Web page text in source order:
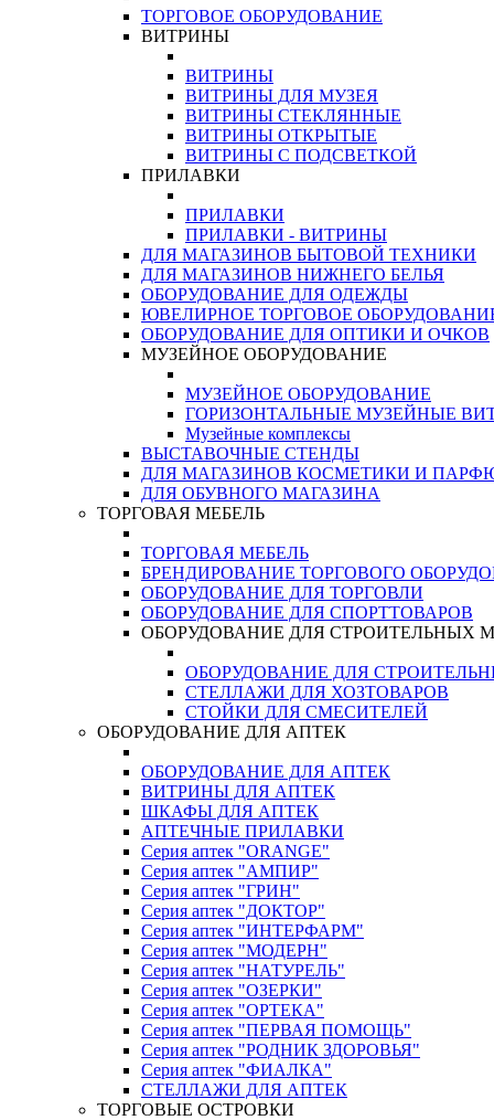
ТОРГОВОЕ ОБОРУДОВАНИЕ
ВИТРИНЫ
ВИТРИНЫ
ВИТРИНЫ ДЛЯ МУЗЕЯ
ВИТРИНЫ СТЕКЛЯННЫЕ
ВИТРИНЫ ОТКРЫТЫЕ
ВИТРИНЫ С ПОДСВЕТКОЙ
ПРИЛАВКИ
ПРИЛАВКИ
ПРИЛАВКИ - ВИТРИНЫ
ДЛЯ МАГАЗИНОВ БЫТОВОЙ ТЕХНИКИ
ДЛЯ МАГАЗИНОВ НИЖНЕГО БЕЛЬЯ
ОБОРУДОВАНИЕ ДЛЯ ОДЕЖДЫ
ЮВЕЛИРНОЕ ТОРГОВОЕ
ОБОРУДОВАНИЕ ДЛЯ ОПТИКИ И ОЧКОВ
МУЗЕЙНОЕ ОБОРУДОВАНИЕ
МУЗЕЙНОЕ ОБОРУДОВАНИЕ
ГОРИЗОНТАЛЬНЫЕ МУЗЕЙНЫЕ
Музейные комплексы
ВЫСТАВОЧНЫЕ СТЕНДЫ
ДЛЯ МАГАЗИНОВ КОСМЕТИКИ И
ДЛЯ ОБУВНОГО МАГАЗИНА
ТОРГОВАЯ МЕБЕЛЬ
ТОРГОВАЯ МЕБЕЛЬ
БРЕНДИРОВАНИЕ ТОРГОВОГО
ОБОРУДОВАНИЕ ДЛЯ ТОРГОВЛИ
ОБОРУДОВАНИЕ ДЛЯ СПОРТТОВАРОВ
ОБОРУДОВАНИЕ ДЛЯ СТРОИТЕЛЬНЫХ
ОБОРУДОВАНИЕ ДЛЯ
СТЕЛЛАЖИ ДЛЯ ХОЗТОВАРОВ
СТОЙКИ ДЛЯ СМЕСИТЕЛЕЙ
ОБОРУДОВАНИЕ ДЛЯ АПТЕК
ОБОРУДОВАНИЕ ДЛЯ АПТЕК
ВИТРИНЫ ДЛЯ АПТЕК
ШКАФЫ ДЛЯ АПТЕК
АПТЕЧНЫЕ ПРИЛАВКИ
Серия аптек "ORANGE"
Серия аптек "АМПИР"
Серия аптек "ГРИН"
Серия аптек "ДОКТОР"
Серия аптек "ИНТЕРФАРМ"
Серия аптек "МОДЕРН"
Серия аптек "НАТУРЕЛЬ"
Серия аптек "ОЗЕРКИ"
Серия аптек "ОРТЕКА"
Серия аптек "ПЕРВАЯ ПОМОЩЬ"
Серия аптек "РОДНИК ЗДОРОВЬЯ"
Серия аптек "ФИАЛКА"
СТЕЛЛАЖИ ДЛЯ АПТЕК
ТОРГОВЫЕ ОСТРОВКИ